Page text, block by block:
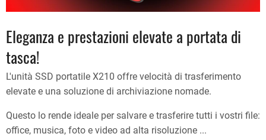
Eleganza e prestazioni elevate a portata di
tasca!
L'unità SSD portatile X210 offre velocità di trasferimento
elevate e una soluzione di archiviazione nomade.
Questo lo rende ideale per salvare e trasferire tutti i vostri file:
office, musica, foto e video ad alta risoluzione ...